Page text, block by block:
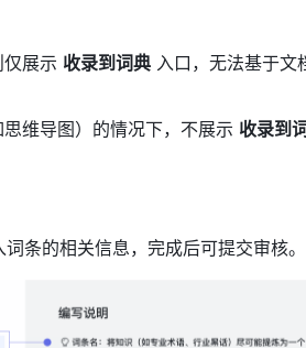
展示 收录到词典 入口，无法基于文
维导图）的情况下，不展示 收录到
条的相关信息，完成后可提交审核。